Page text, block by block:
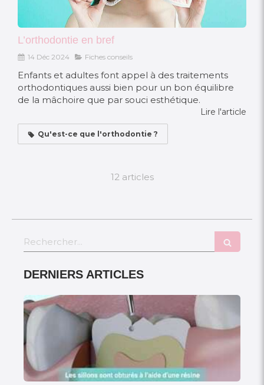
L’orthodontie en bref
14 Déc 2024 Fiches conseils
Enfants et adultes font appel à des traitements
orthodontiques aussi bien pour un bon équilibre
de la mâchoire que par souci esthétique.
Lire l'article
Qu'est-ce que l'orthodontie ?
12 articles
Rechercher
DERNIERS ARTICLES